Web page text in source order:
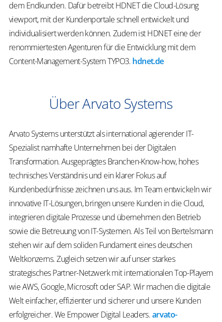
dem Endkunden. Dafür betreibt HDNET die Cloud-Lösung
viewport, mit der Kundenportale schnell entwickelt und
individualisiert werden können. Zudem ist HDNET eine der
renommiertesten Agenturen für die Entwicklung mit dem
Content-Management-System TYPO3. hdnet.de
Über Arvato Systems
Arvato Systems unterstützt als international agierender IT-
Spezialist namhafte Unternehmen bei der Digitalen
Transformation. Ausgeprägtes Branchen-Know-how, hohes
technisches Verständnis und ein klarer Fokus auf
Kundenbedürfnisse zeichnen uns aus. Im Team entwickeln wir
innovative IT-Lösungen, bringen unsere Kunden in die Cloud,
integrieren digitale Prozesse und übernehmen den Betrieb
sowie die Betreuung von IT-Systemen. Als Teil von Bertelsmann
stehen wir auf dem soliden Fundament eines deutschen
Weltkonzerns. Zugleich setzen wir auf unser starkes
strategisches Partner-Netzwerk mit internationalen Top-Playern
wie AWS, Google, Microsoft oder SAP. Wir machen die digitale
Welt einfacher, effizienter und sicherer und unsere Kunden
erfolgreicher.We EmpowerDigital Leaders.arvato-